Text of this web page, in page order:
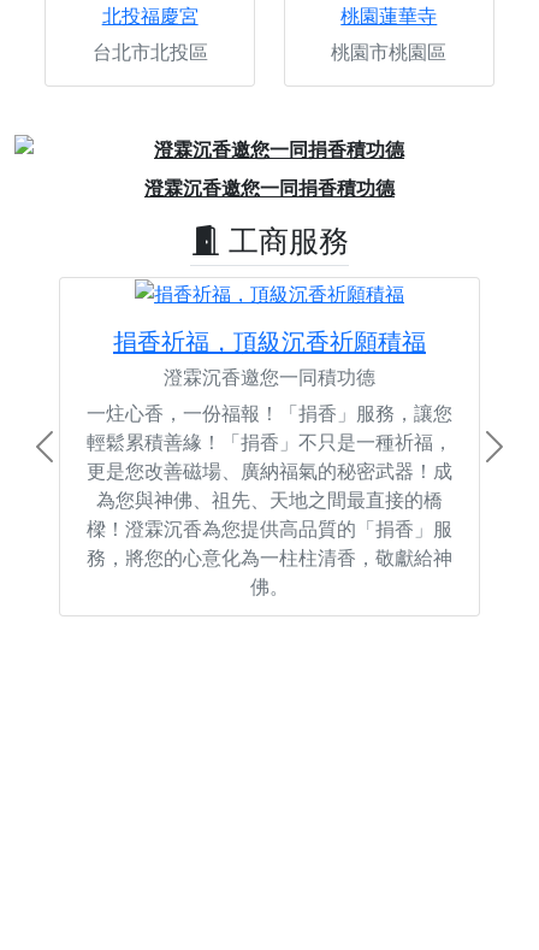
北投福慶宮
台北市北投區
桃園蓮華寺
桃園市桃園區
澄霖沉香邀您一同捐香積功德
工商服務
捐香祈福，頂級沉香祈願積福
澄霖沉香邀您一同積功德
一炷心香，一份福報！「捐香」服務，讓您
輕鬆累積善緣！「捐香」不只是一種祈福，
更是您改善磁場、廣納福氣的秘密武器！成
為您與神佛、祖先、天地之間最直接的橋
樑！澄霖沉香為您提供高品質的「捐香」服
務，將您的心意化為一柱柱清香，敬獻給神
佛。
Previous Next